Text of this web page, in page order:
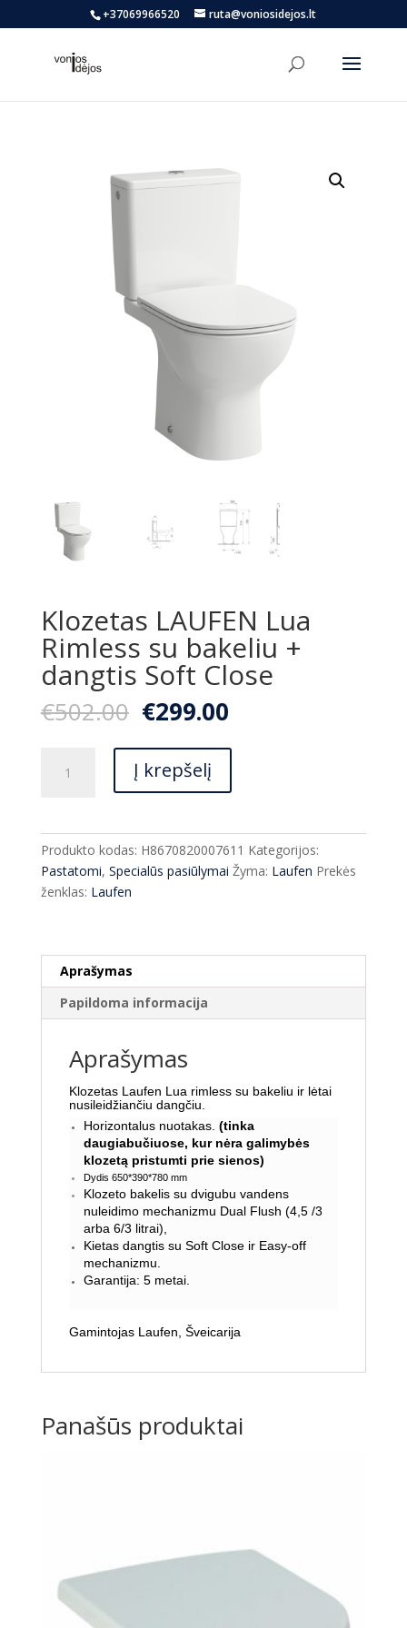
+37069966520 ruta@voniosidejos.lt
Klozetas LAUFEN Lua
Rimless su bakeliu +
dangtis Soft Close
€502.00 Original
price
was:
€502.00.
€299.00Current
is:
kiekis:
su
Soft
Close
Į krepšelį
Produkto kodas: H8670820007611 Kategorijos:
Pastatomi, Specialūs pasiūlymai Žyma: Laufen Prekės
ženklas: Laufen
Aprašymas
Papildoma informacija
Aprašymas
Klozetas Laufen Lua rimless su bakeliu ir lėtai
nusileidžiančiu dangčiu.
Horizontalus nuotakas.(tinka
daugiabučiuose, kur nėra galimybės
klozetą pristumti prie sienos)
Dydis 650*390*780 mm
Klozeto bakelis su dvigubu vandens
nuleidimo mechanizmu Dual Flush (4,5 /3
arba 6/3 litrai),
Kietas dangtis su Soft Close ir Easy-off
mechanizmu.
Garantija: 5 metai.
Gamintojas Laufen, Šveicarija
Panašūs produktai